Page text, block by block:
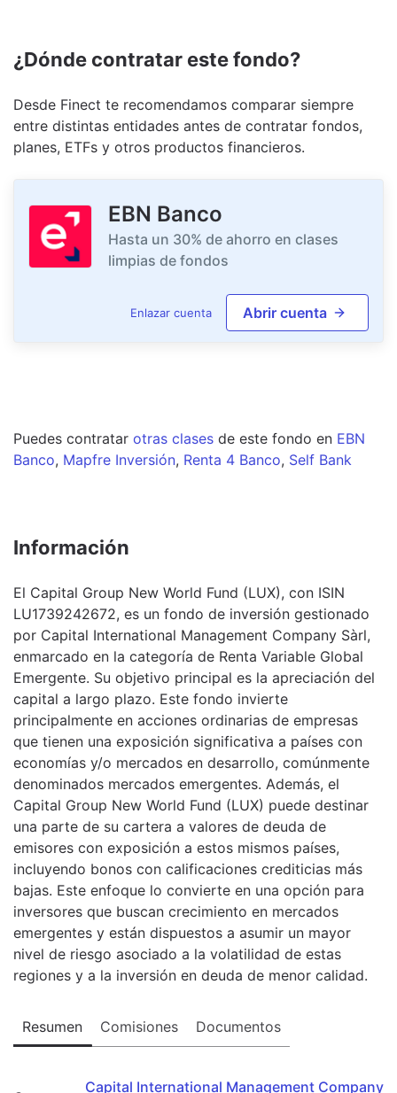
¿Dónde contratar este fondo?
Desde Finect te recomendamos comparar siempre
entre distintas entidades antes de contratar fondos,
planes, ETFs y otros productos financieros.
EBN Banco
Hasta un 30% de ahorro en clases
limpias de fondos
Enlazar cuenta Abrir cuenta
Puedes contratar otras clases de este fondo en EBN
Banco, Mapfre Inversión, Renta 4 Banco, Self Bank
Información
El Capital Group New World Fund (LUX), con ISIN
LU1739242672, es un fondo de inversión gestionado
por Capital International Management Company Sàrl,
enmarcado en la categoría de Renta Variable Global
Emergente. Su objetivo principal es la apreciación del
capital a largo plazo. Este fondo invierte
principalmente en acciones ordinarias de empresas
que tienen una exposición significativa a países con
economías y/o mercados en desarrollo, comúnmente
denominados mercados emergentes. Además, el
Capital Group New World Fund (LUX) puede destinar
una parte de su cartera a valores de deuda de
emisores con exposición a estos mismos países,
incluyendo bonos con calificaciones crediticias más
bajas. Este enfoque lo convierte en una opción para
inversores que buscan crecimiento en mercados
emergentes y están dispuestos a asumir un mayor
nivel de riesgo asociado a la volatilidad de estas
regiones y a la inversión en deuda de menor calidad.
Resumen Comisiones Documentos
Capital International Management Company